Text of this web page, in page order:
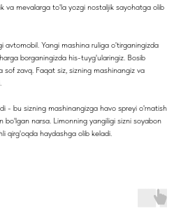
va mevalarga to'la yozgi nostaljik sayohatga olib
avtomobil. Yangi mashina ruliga o'tirganingizda
borganingizda his-tuyg'ularingiz. Bosib
zavq. Faqat siz, sizning mashinangiz va
- bu sizning mashinangizga havo spreyi o'rnatish
bo'lgan narsa. Limonning yangiligi sizni soyabon
qirg'oqda haydashga olib keladi.